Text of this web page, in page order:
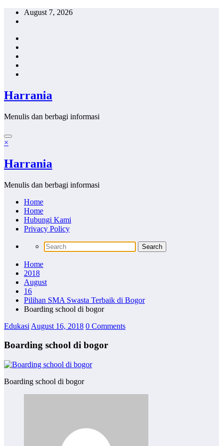
Skip
August 7, 2026
Harrania
Menulis dan berbagi informasi
×
Harrania
Menulis dan berbagi informasi
Home
Home
Hubungi Kami
Privacy Policy
Home
2018
August
16
Pilihan SMA Swasta Terbaik di Bogor
Boarding school di bogor
Edukasi August 16, 2018 0 Comments
Boarding school di bogor
Boarding school di bogor